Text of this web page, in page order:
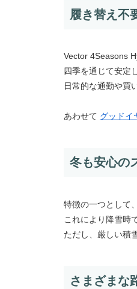
履き替え不
Vector 4Seasons
四季を通じて安定
日常的な通勤や買
あわせて グッドイ
冬も安心の
特徴の一つとして
これにより降雪時
ただし、厳しい積
さまざまな